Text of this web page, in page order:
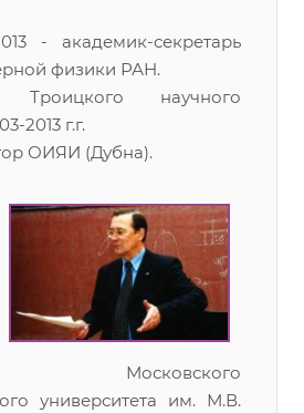
- академик-секретарь
физики РАН.
Троицкого научного
2013 г.г.
ОИЯИ (Дубна).
Московского
университета им. М.В.